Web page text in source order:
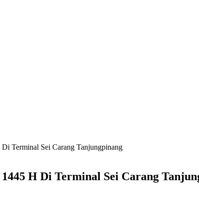
Terminal Sei Carang Tanjungpinang
H Di Terminal Sei Carang